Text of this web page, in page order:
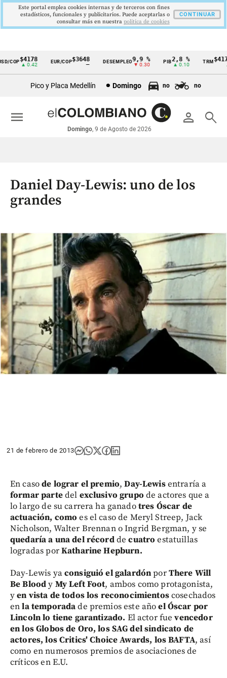
Cintillo
económicos
Colombia
COP$4178
▲ 0.42
EUR/COP$3648 DESEMPLEO 9,9 %
▼ 0.30
PIB2,8 %
▲ 0.10
TRM
▲
Pico y Placa Medellín Domingo no no
person search
Domingo, 9 de Agosto de 2026
menu
Daniel Day-Lewis: uno de los
grandes
21 de febrero de 2013
En casode lograr el premio,Day-Lewisentraría a
formar partedel exclusivo grupo de actores que a
lo largo de su carrera ha ganadotres Óscar de
actuación, comoes el caso de Meryl Streep, Jack
Nicholson, Walter Brennan o Ingrid Bergman, y se
quedaría a una del récorddecuatro estatuillas
logradas porKatharine Hepburn.
Day-Lewis yaconsiguió el galardónporThere Will
Be Bloody My Left Foot, ambos como protagonista,
yen vista de todos los reconocimientoscosechados
enla temporadade premios este añoel Óscar por
Lincoln lo tiene garantizado. El actor fuevencedor
en los Globos de Oro, los SAG del sindicato de
actores, los Critics' Choice Awards, los BAFTA, así
como en numerosos premios de asociaciones de
críticos en E.U.
Este portal emplea cookies internas y de terceros con fines
estadísticos, funcionales y publicitarios. Puede aceptarlas o
consultar más en nuestra politica de cookies
CONTINUAR